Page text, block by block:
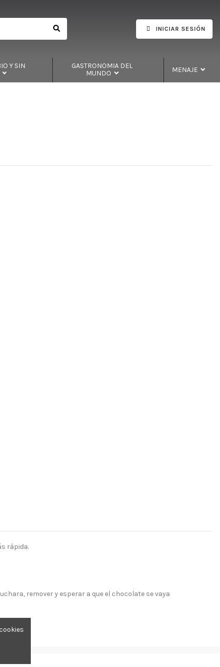
INICIAR SESIÓN
Y SIN
GASTRONOMIA DEL
MUNDO
MENAJE
rápida.
remover y esperar a que el chocolate se vaya